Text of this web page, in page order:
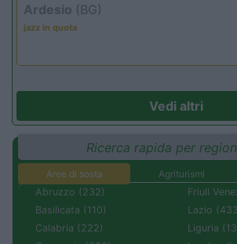
Ardesio (BG)
jazz in quota
Vedi altri
Ricerca rapida per
Aree di sosta Agriturismi
Abruzzo (232)
Basilicata (110)
Calabria (222)
Friuli
Lazio
Liguria